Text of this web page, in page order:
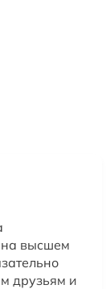
на высшем
друзьям и